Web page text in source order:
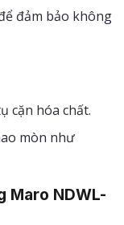
đảm bảo không
cặn hóa chất.
mòn như
Maro NDWL-